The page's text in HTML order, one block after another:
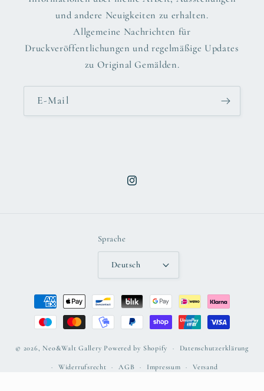
und andere Neuigkeiten zu erhalten.
Allgemeine Nachrichten für
Druckveröffentlichungen und regelmäßige Updates
zu Original Gemälden.
E-Mail
Instagram
Sprache
Deutsch
Zahlungsmethoden
© 2026, Neo&Walt Gallery Powered by Shopify Datenschutzerklärung
Widerrufsrecht AGB Impressum Versand